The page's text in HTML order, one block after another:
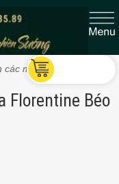
món Cua Vua
Florentine Béo